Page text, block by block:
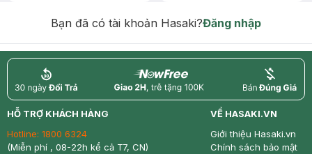
Bạn đã có tài khoản Hasaki?Đăng nhập
return nowfree price
HỖ TRỢ KHÁCH HÀNG
Hotline: 1800 6324
(Miễn phí , 08-22h kể cả T7, CN)
VỀ HASAKI.VN
Giới thiệu Hasaki.vn
Chính sách bảo mật